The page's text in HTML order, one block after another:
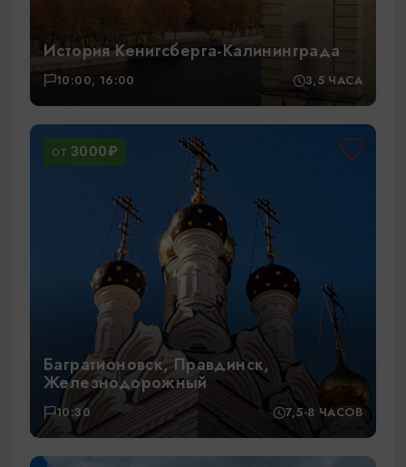
История Кенигсберга-Калининграда
10:00, 16:00 3,5 ЧАСА
ОТ 3000₽
Багратионовск, Правдинск,
Железнодорожный
10:30 7,5-8 ЧАСОВ